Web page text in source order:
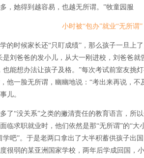
，她得到越容易，也越无所谓。”牧童园服
小时被“包办”就业“无所谓”
时候家长还“只盯成绩”，那么孩子一旦上了
是刘爸爸的发小儿，从大一刚进校，刘爸爸就
也能想办法让孩子及格。”每次考试前室友挑
他一脸无所谓，幽幽地说：“考出来再说，
儿。
“没关系”之类的撇清责任的教育语言，所
临求职就业时，他们依然是那“无所谓”的“
学吧”。于是老两口拿出了大半积蓄供孩子出
很弱的某亚洲国家学校，两年后学成回国，